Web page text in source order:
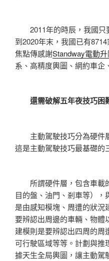
2011年的時辰，我國只
到2020年末，我國已有
焦點傳感謝Standway電動
系、高精度輿圖、網約車企
還需破解五年夜技巧困
主動駕駛技巧分為硬件
這是主動駕駛技巧最基礎的
所謂硬件層，包含車載
目的盤、油門、剎車等）
是由感知模塊、周遭的狀況
要辨認出周邊的車輛、物體
建模則是要辨認出四周的周
可行駛區域等等。計劃與推
據天生全局輿圖，讓主動駕